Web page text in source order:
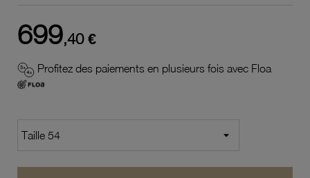
699,40 €
Profitez des paiements en plusieurs fois avec Floa